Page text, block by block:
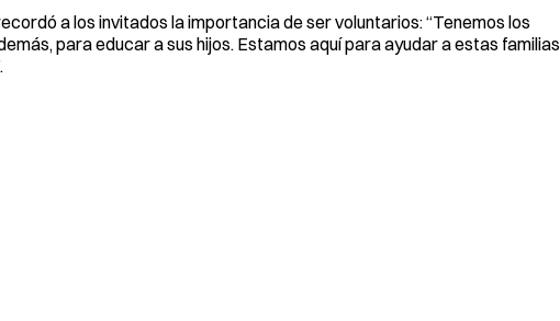
a los invitados la importancia de ser voluntarios: “Tenemos los
para educar a sus hijos. Estamos aquí para ayudar a estas familias